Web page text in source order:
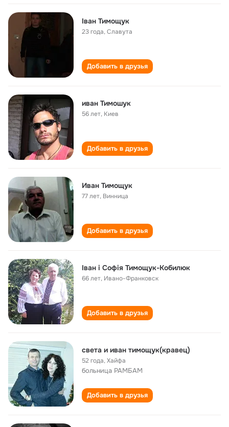
Іван Тимощук
23 года,Славута
Добавить в друзья
иван Тимошук
56 лет, Киев
Добавить в друзья
Иван Тимощук
77 лет, Винница
Добавить в друзья
Іван і Софія Тимощук-Кобилюк
66 лет, Ивано-Франковск
Добавить в друзья
света и иван тимощук(кравец)
52 года,Хайфа
больница РАМБАМ
Добавить в друзья